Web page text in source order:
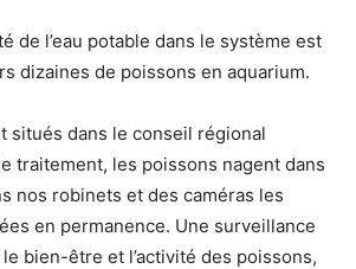
de l’eau potable dans le système est
dizaines de poissons en aquarium.
situés dans le conseil régional
traitement, les poissons nagent dans
nos robinets et des caméras les
en permanence. Une surveillance
bien-être et l’activité des poissons,